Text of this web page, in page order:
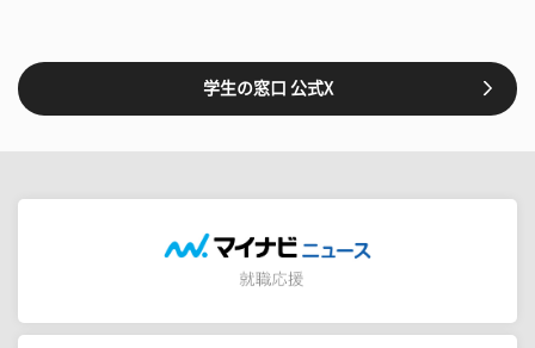
学生の窓口 公式X